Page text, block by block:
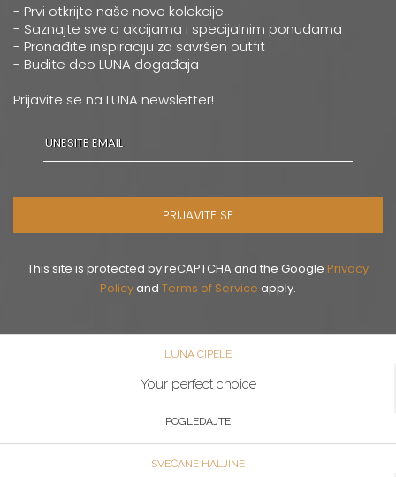
- Prvi otkrijte naše nove kolekcije
- Saznajte sve o akcijama i specijalnim ponudama
- Pronađite inspiraciju za savršen outfit
- Budite deo LUNA događaja
Prijavite se na LUNA newsletter!
PRIJAVITE SE
This site is protected by reCAPTCHA and the Google Privacy
Policyand Terms of Service apply.
LUNA CIPELE
Your perfect choice
POGLEDAJTE
SVEČANE HALJINE